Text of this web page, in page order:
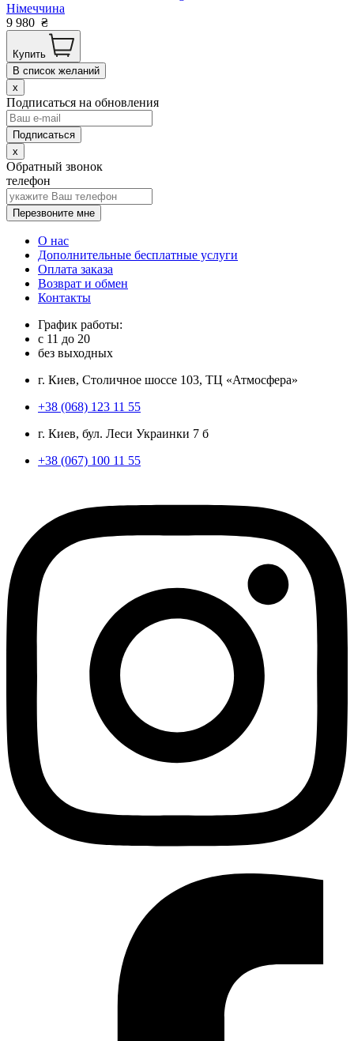
Німеччина
9 980 ₴
Купить
В список желаний
x
Подписаться на обновления
x
Обратный звонок
телефон
Перезвоните мне
О нас
Дополнительные бесплатные услуги
Оплата заказа
Возврат и обмен
Контакты
График работы:
с 11 до 20
без выходных
г. Киев, Столичное шоссе 103, ТЦ «Атмосфера»
+38 (068) 123 11 55
г. Киев, бул. Леси Украинки 7 б
+38 (067) 100 11 55